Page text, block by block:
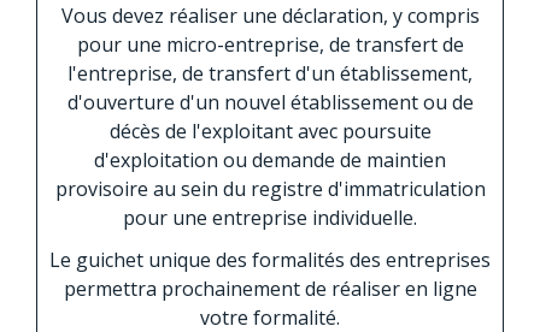
Vous devez réaliser une déclaration, y compris
pour une micro-entreprise, de transfert de
l'entreprise, de transfert d'un établissement,
d'ouverture d'un nouvel établissement ou de
décès de l'exploitant avec poursuite
d'exploitation ou demande de maintien
provisoire au sein du registre d'immatriculation
pour une entreprise individuelle.
Le guichet unique des formalités des entreprises
permettra prochainement de réaliser en ligne
votre formalité.